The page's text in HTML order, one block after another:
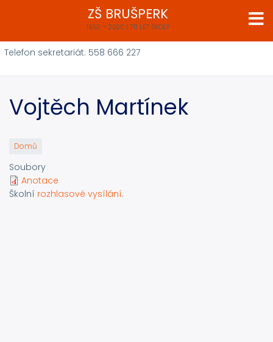
obsahu
ZŠ BRUŠPERK
1950 – 2020 | 70 LET ŠKOLY
Telefon sekretariát: 558 666 227
Vojtěch Martínek
Domů
Soubory
Anotace
Školní rozhlasové vysílání.